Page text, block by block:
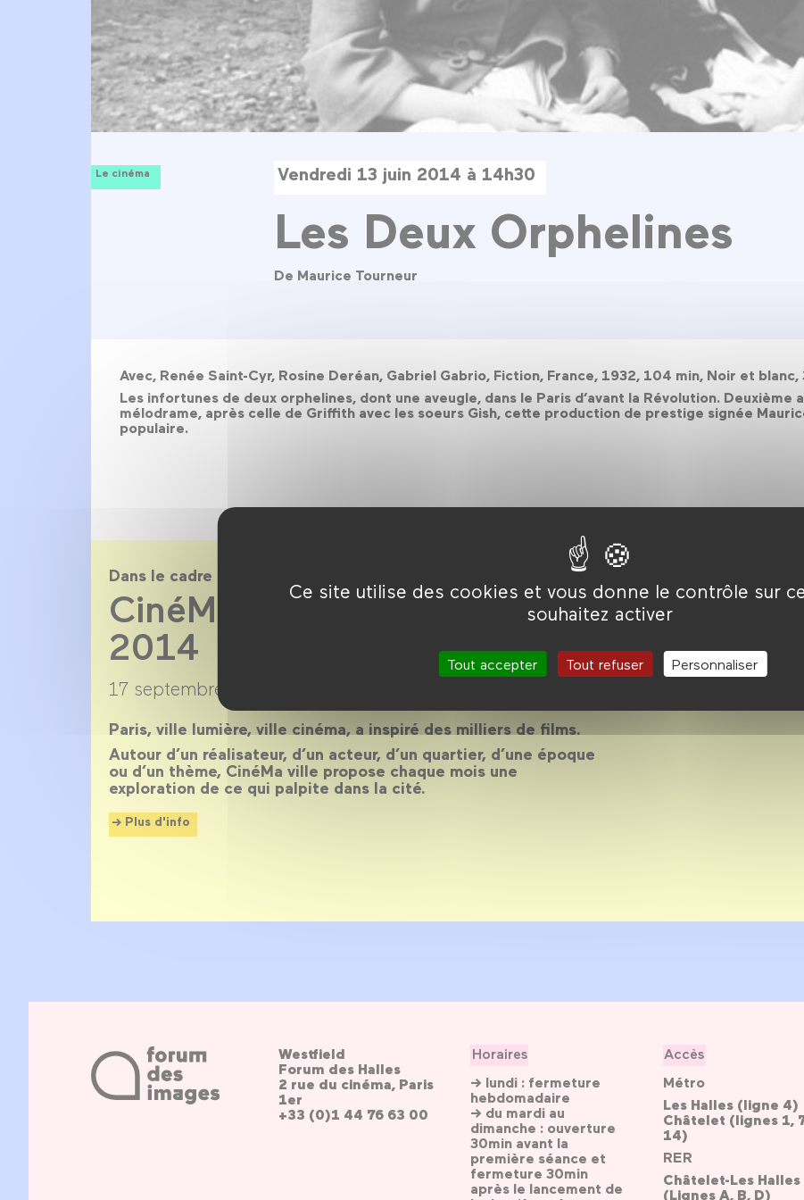
Ce site utilise des cookies et vous donne le contrôle sur
souhaitez activer
Tout accepter Tout refuser Personnaliser
Le cinéma Vendredi 13 juin 2014 à 14h30
Les Deux Orphelines
De Maurice Tourneur
Avec, Renée Saint-Cyr, Rosine Deréan, Gabriel Gabrio, Fiction, France, 1932, 104 min, Noir et
Les infortunes de deux orphelines, dont une aveugle, dans le Paris d’avant la Révolution. Deuxième
mélodrame, après celle de Griffith avec les soeurs Gish, cette production de prestige signée
populaire.
Dans le cadre de
CinéMa ville saison 2013-
2014
17 septembre 2013 →
Paris, ville lumière, ville cinéma, a inspiré des milliers de films.
Autour d’un réalisateur, d’un acteur, d’un quartier, d’une époque
ou d’un thème, CinéMa ville propose chaque mois une
exploration de ce qui palpite dans la cité.
Plus d'info
Westfield
Forum des Halles
2 rue du cinéma, Paris
1er
+33 (0)1 44 76 63 00
Horaires
→ lundi : fermeture
hebdomadaire
→ du mardi au
dimanche : ouverture
30min avant la
première séance et
fermeture 30min
après le lancement de
Accès
Métro
Les Halles (ligne 4)
Châtelet (lignes 1,
14)
RER
Châtelet-Les Halles
(Lignes A, B, D)